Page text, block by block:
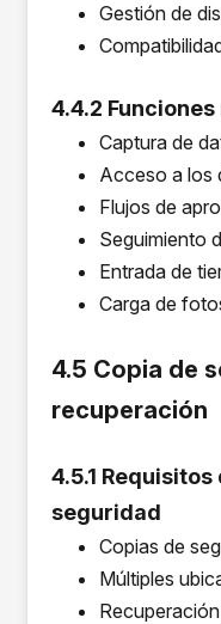
Gestión de
4.4.2
Captura de
Acceso a los
Flujos de
Seguimiento
Entrada de
Carga de
4.5 Copia de
recuperación
4.5.1
seguridad
Copias de
Múltiples